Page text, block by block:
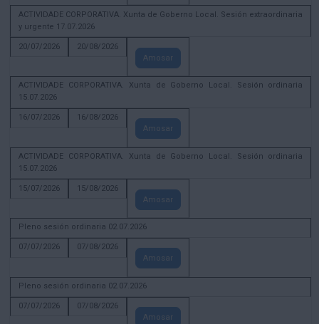
ACTIVIDADE CORPORATIVA. Xunta de Goberno Local. Sesión extraordinaria
y urgente 17.07.2026
20/07/2026
20/08/2026
Amosar
ACTIVIDADE CORPORATIVA. Xunta de Goberno Local. Sesión ordinaria
15.07.2026
16/07/2026
16/08/2026
Amosar
ACTIVIDADE CORPORATIVA. Xunta de Goberno Local. Sesión ordinaria
15.07.2026
15/07/2026
15/08/2026
Amosar
Pleno sesión ordinaria 02.07.2026
07/07/2026
07/08/2026
Amosar
Pleno sesión ordinaria 02.07.2026
07/07/2026
07/08/2026
Amosar